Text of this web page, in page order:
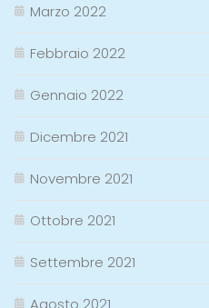
Marzo 2022
Febbraio 2022
Gennaio 2022
Dicembre 2021
Novembre 2021
Ottobre 2021
Settembre 2021
Agosto 2021